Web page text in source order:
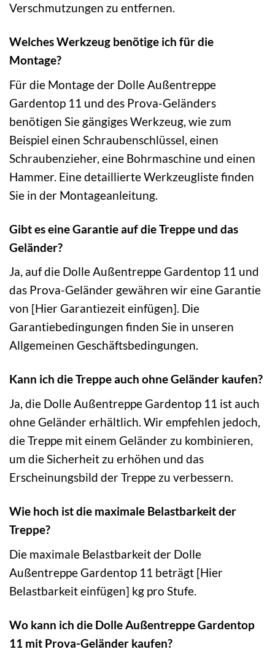
Verschmutzungen zu entfernen.
Welches Werkzeug benötige ich für die
Montage?
Für die Montage der Dolle Außentreppe
Gardentop 11 und des Prova-Geländers
benötigen Sie gängiges Werkzeug, wie zum
Beispiel einen Schraubenschlüssel, einen
Schraubenzieher, eine Bohrmaschine und einen
Hammer. Eine detaillierte Werkzeugliste finden
Sie in der Montageanleitung.
Gibt es eine Garantie auf die Treppe und das
Geländer?
Ja, auf die Dolle Außentreppe Gardentop 11 und
das Prova-Geländer gewähren wir eine Garantie
von [Hier Garantiezeit einfügen]. Die
Garantiebedingungen finden Sie in unseren
Allgemeinen Geschäftsbedingungen.
Kann ich die Treppe auch ohne Geländer kaufen?
Ja, die Dolle Außentreppe Gardentop 11 ist auch
ohne Geländer erhältlich. Wir empfehlen jedoch,
die Treppe mit einem Geländer zu kombinieren,
um die Sicherheit zu erhöhen und das
Erscheinungsbild der Treppe zu verbessern.
Wie hoch ist die maximale Belastbarkeit der
Treppe?
Die maximale Belastbarkeit der Dolle
Außentreppe Gardentop 11 beträgt [Hier
Belastbarkeit einfügen] kg pro Stufe.
Wo kann ich die Dolle Außentreppe Gardentop
11 mit Prova-Geländer kaufen?